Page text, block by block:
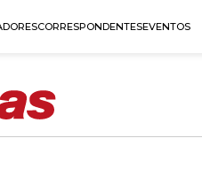
CORRESPONDENTESEVENTOS